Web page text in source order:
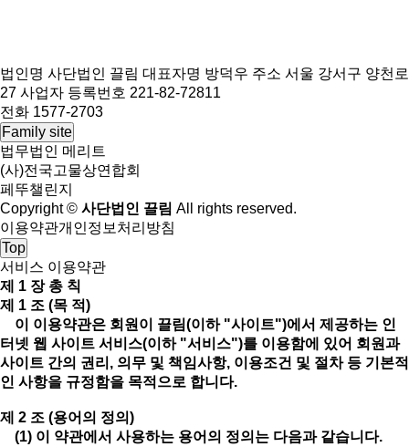
법인명 사단법인 끌림 대표자명 방덕우 주소 서울 강서구 양천로
27 사업자 등록번호 221-82-72811
전화 1577-2703
Family site
법무법인 메리트
(사)전국고물상연합회
페뚜챌린지
Copyright © 사단법인 끌림 All rights reserved.
이용약관개인정보처리방침
Top
서비스 이용약관
제 1 장 총 칙
제 1 조 (목 적)
이 이용약관은 회원이 끌림(이하 "사이트")에서 제공하는 인
터넷 웹 사이트 서비스(이하 "서비스")를 이용함에 있어 회원과
사이트 간의 권리, 의무 및 책임사항, 이용조건 및 절차 등 기본적
인 사항을 규정함을 목적으로 합니다.
제 2 조 (용어의 정의)
(1) 이 약관에서 사용하는 용어의 정의는 다음과 같습니다.